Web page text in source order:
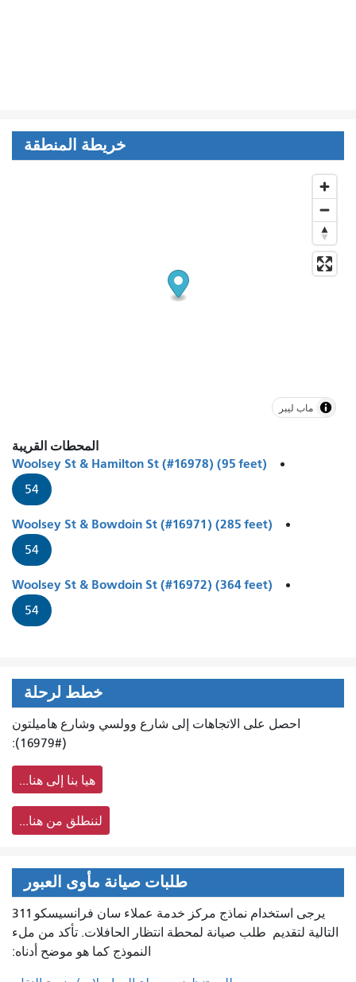
خريطة المنطقة
ماب ليبر
المحطات القريبة
Woolsey St & Hamilton St (#16978) (95 feet)
54
Woolsey St & Bowdoin St (#16971) (285 feet)
54
Woolsey St & Bowdoin St (#16972) (364 feet)
54
خطط لرحلة
احصل على الاتجاهات إلى شارع وولسي وشارع هاميلتون
(#16979):
هيا بنا إلى هنا...
لننطلق من هنا...
طلبات صيانة مأوى العبور
يرجى استخدام نماذج مركز خدمة عملاء سان فرانسيسكو 311
التالية لتقديم طلب صيانة لمحطة انتظار الحافلات. تأكد من ملء
النموذج كما هو موضح أدناه: